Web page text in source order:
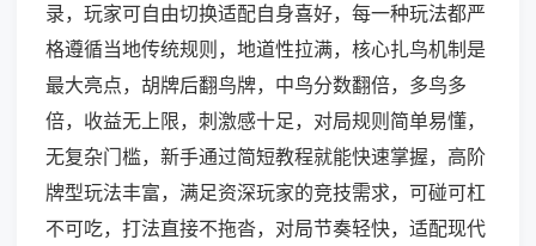
录，玩家可自由切换适配自身喜好，每一种玩法都严
格遵循当地传统规则，地道性拉满，核心扎鸟机制是
最大亮点，胡牌后翻鸟牌，中鸟分数翻倍，多鸟多
倍，收益无上限，刺激感十足，对局规则简单易懂，
无复杂门槛，新手通过简短教程就能快速掌握，高阶
牌型玩法丰富，满足资深玩家的竞技需求，可碰可杠
不可吃，打法直接不拖沓，对局节奏轻快，适配现代